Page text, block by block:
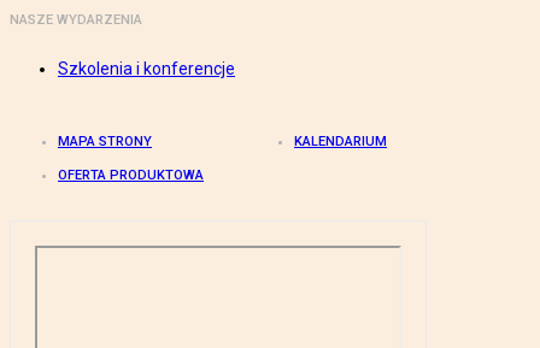
NASZE WYDARZENIA
Szkolenia i konferencje
MAPA STRONY KALENDARIUM
OFERTA PRODUKTOWA